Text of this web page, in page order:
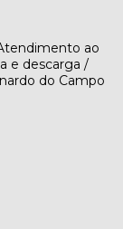
ao
e descarga /
do Campo